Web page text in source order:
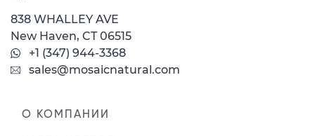
838 WHALLEY AVE
New Haven, CT 06515
+1 (347) 944-3368
sales@mosaicnatural.com
О КОМПАНИИ